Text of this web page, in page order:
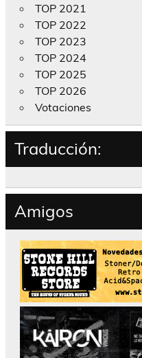
TOP 2021
TOP 2022
TOP 2023
TOP 2024
TOP 2025
TOP 2026
Votaciones
Traducción:
Amigos